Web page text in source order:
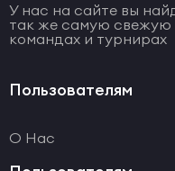
У нас на сайте вы
так же самую
командах и турнирах
Пользователям
О Нас